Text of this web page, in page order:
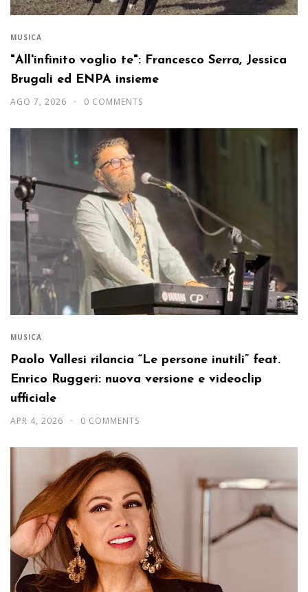
MUSICA
"All'infinito voglio te": Francesco Serra, Jessica
Brugali ed ENPA insieme
AGO 7, 2026 0 COMMENTS
MUSICA
Paolo Vallesi rilancia “Le persone inutili” feat.
Enrico Ruggeri: nuova versione e videoclip
ufficiale
APR 4, 2026 0 COMMENTS